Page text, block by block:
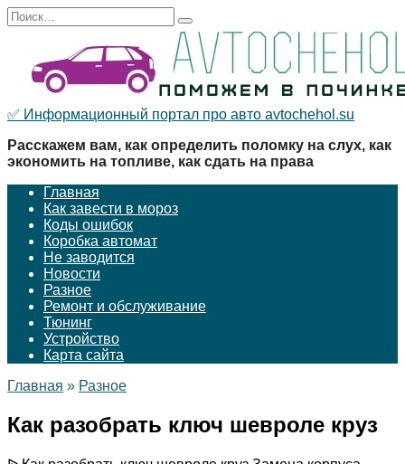
Перейти
к
содержанию
Search
for:
✅ Информационный портал про авто avtochehol.su
Расскажем вам, как определить поломку на слух, как
экономить на топливе, как сдать на права
Главная
Как завести в мороз
Коды ошибок
Коробка автомат
Не заводится
Новости
Разное
Ремонт и обслуживание
Тюнинг
Устройство
Карта сайта
Главная » Разное
Как разобрать ключ шевроле круз